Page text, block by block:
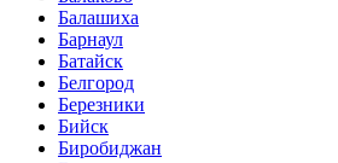
Балашиха
Барнаул
Батайск
Белгород
Березники
Бийск
Биробиджан